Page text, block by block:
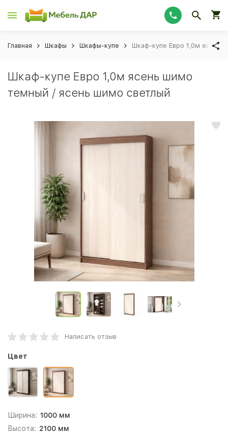
Главная Шкафы Шкафы-купе Шкаф-купе Евро 1,0м ясень
Шкаф-купе Евро 1,0м ясень шимо
темный / ясень шимо светлый
Написать отзыв
Цвет
Ширина: 1000 мм
Высота: 2100 мм